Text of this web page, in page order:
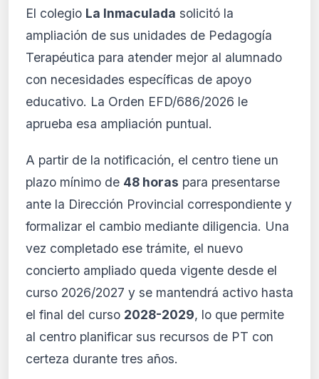
El colegio La Inmaculada solicitó la
ampliación de sus unidades de Pedagogía
Terapéutica para atender mejor al alumnado
con necesidades específicas de apoyo
educativo. La Orden EFD/686/2026 le
aprueba esa ampliación puntual.
A partir de la notificación, el centro tiene un
plazo mínimo de 48 horas para presentarse
ante la Dirección Provincial correspondiente y
formalizar el cambio mediante diligencia. Una
vez completado ese trámite, el nuevo
concierto ampliado queda vigente desde el
curso 2026/2027 y se mantendrá activo hasta
el final del curso 2028-2029, lo que permite
al centro planificar sus recursos de PT con
certeza durante tres años.